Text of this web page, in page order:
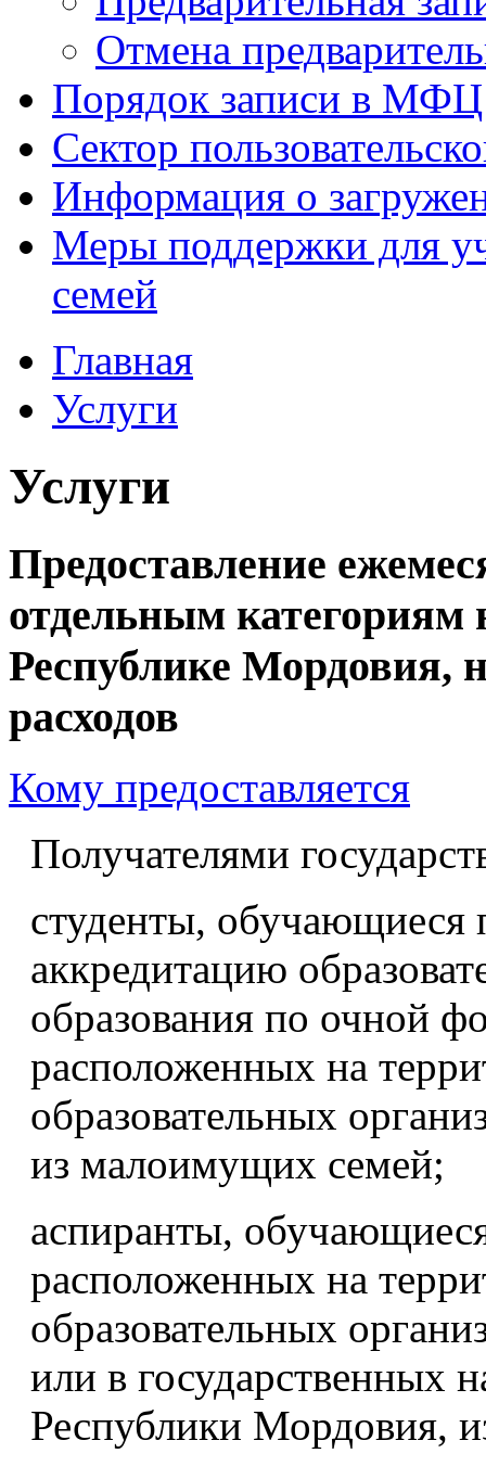
Отмена
Порядок записи в МФЦ
Сектор
Информация о
Меры поддержки для
семей
Главная
Услуги
Услуги
Предоставление
отдельным
Республике Мордовия,
расходов
Кому предоставляется
Получателями
студенты,
аккредитацию
образования по очной
расположенных на
образовательных
из малоимущих семей;
аспиранты,
расположенных на
образовательных
или в государственных
Республики Мордовия,